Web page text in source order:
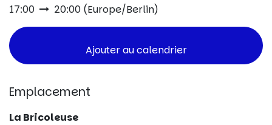
17:00 20:00 (Europe/Berlin)
Ajouter au calendrier
Emplacement
La Bricoleuse